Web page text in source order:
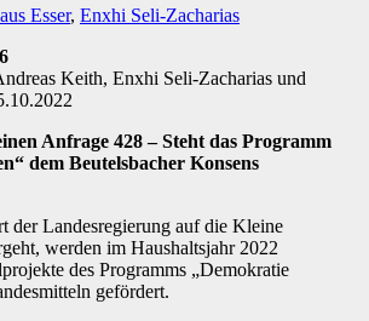
Esser, Enxhi Seli-Zacharias
Keith, Enxhi Seli-Zacharias und
Anfrage 428 – Steht das Programm
dem Beutelsbacher Konsens
der Landesregierung auf die Kleine
werden im Haushaltsjahr 2022
des Programms „Demokratie
gefördert.